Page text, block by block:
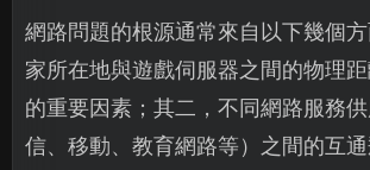
網路問題的根源通常來自以下幾個
家所在地與遊戲伺服器之間的物理
的重要因素；其二，不同網路服務
信、移動、教育網路等）之間的互